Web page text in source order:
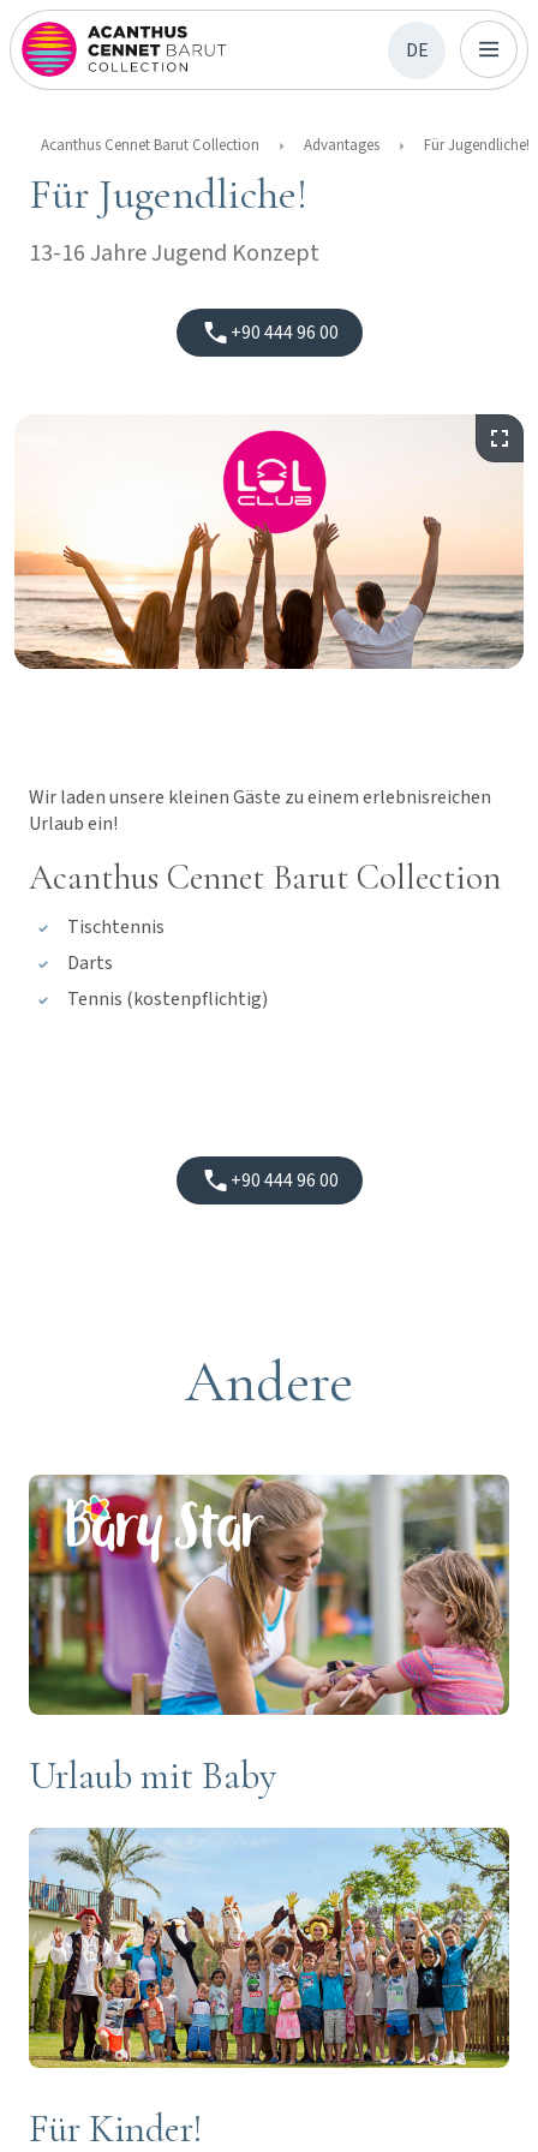
DE
Acanthus Cennet Barut Collection Advantages Für Jugendliche!
Für Jugendliche!
13-16 Jahre Jugend Konzept
+90 444 96 00
Wir laden unsere kleinen Gäste zu einem erlebnisreichen
Urlaub ein!
Acanthus Cennet Barut Collection
Tischtennis
Darts
Tennis (kostenpflichtig)
+90 444 96 00
Andere
Urlaub mit Baby
Für Kinder!